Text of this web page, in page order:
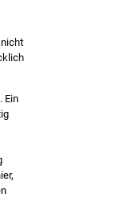
Ein